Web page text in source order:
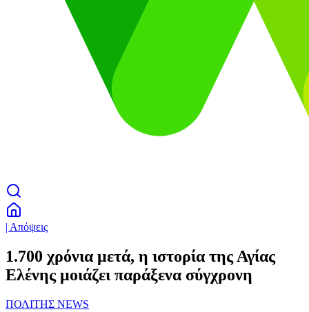
| Απόψεις
1.700 χρόνια μετά, η ιστορία της Αγίας
Ελένης μοιάζει παράξενα σύγχρονη
ΠΟΛΙΤΗΣ NEWS